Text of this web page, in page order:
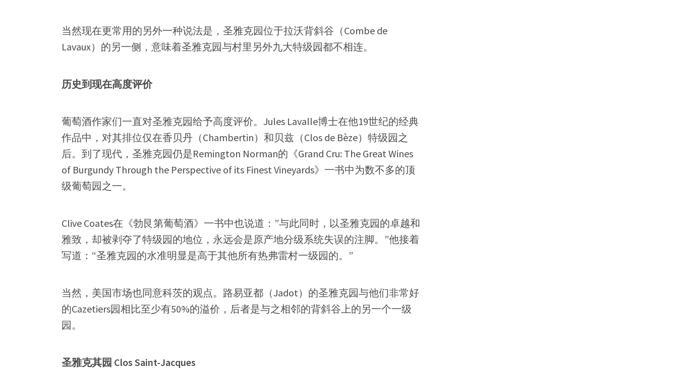
当然现在更常用的另外一种说法是，圣雅克园位于拉沃背斜谷（Combe de
Lavaux）的另一侧，意味着圣雅克园与村里另外九大特级园都不相连。
历史到现在高度评价
葡萄酒作家们一直对圣雅克园给予高度评价。Jules Lavalle博士在他19世纪的经典
作品中，对其排位仅在香贝丹（Chambertin）和贝兹（Clos de Bèze）特级园之
后。到了现代，圣雅克园仍是Remington Norman的《Grand Cru: The Great Wines
of Burgundy Through the Perspective of its Finest Vineyards》一书中为数不多的顶
级葡萄园之一。
Clive Coates在《勃艮第葡萄酒》一书中也说道：”与此同时，以圣雅克园的卓越和
雅致，却被剥夺了特级园的地位，永远会是原产地分级系统失误的注脚。”他接着
写道：“圣雅克园的水准明显是高于其他所有热弗雷村一级园的。”
当然，美国市场也同意科茨的观点。路易亚都（Jadot）的圣雅克园与他们非常好
的Cazetiers园相比至少有50%的溢价，后者是与之相邻的背斜谷上的另一个一级
园。
圣雅克其园 Clos Saint-Jacques